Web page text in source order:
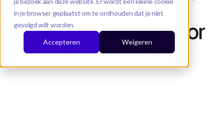
in je browser geplaatst om te onthouden dat je niet
gevolgd wilt worden.
Accepteren Weigeren
jouw slimme
gesprekspartner voor
hypotheekadvies